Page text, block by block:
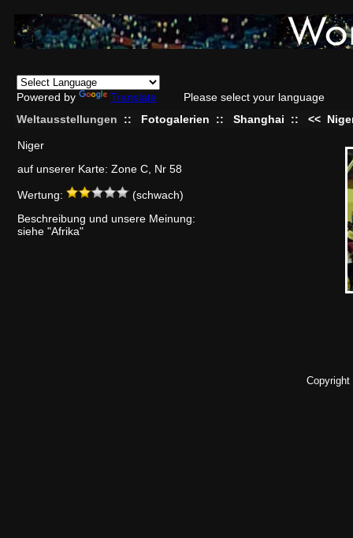
Powered by Translate
Please select your language
Weltausstellungen
:: Fotogalerien :: Shanghai :: <<
Niger
auf unserer Karte: Zone C, Nr 58
Wertung:
(schwach)
Beschreibung und unsere Meinung:
siehe "Afrika"